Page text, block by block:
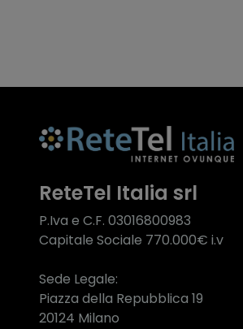
ReteTel Italia srl
P.Iva e C.F. 03016800983
Capitale Sociale 770.000€ i.v
Sede Legale:
Piazza della Repubblica 19
20124 Milano